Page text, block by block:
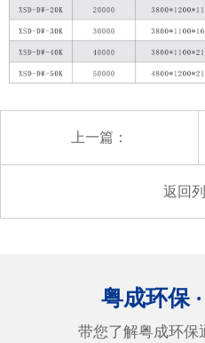
上一篇：
返回
粤成环保 ·
带您了解粤成环保